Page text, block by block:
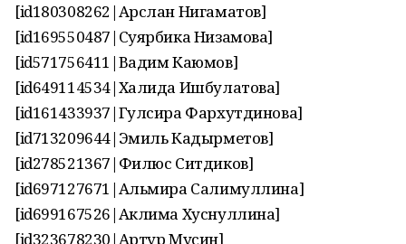
[id180308262|Арслан Нигаматов]
[id169550487|Суярбика Низамова]
[id571756411|Вадим Каюмов]
[id649114534|Халида Ишбулатова]
[id161433937|Гулсира Фархутдинова]
[id713209644|Эмиль Кадырметов]
[id278521367|Филюс Ситдиков]
[id697127671|Альмира Салимуллина]
[id699167526|Аклима Хуснуллина]
[id323678230|Артур Мусин]